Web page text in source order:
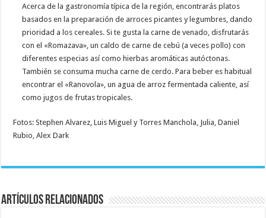
Acerca de la gastronomía típica de la región, encontrarás platos
basados en la preparación de arroces picantes y legumbres, dando
prioridad a los cereales. Si te gusta la carne de venado, disfrutarás
con el «Romazava», un caldo de carne de cebú (a veces pollo) con
diferentes especias así como hierbas aromáticas autóctonas.
También se consuma mucha carne de cerdo. Para beber es habitual
encontrar el «Ranovola», un agua de arroz fermentada caliente, así
como jugos de frutas tropicales.
Fotos: Stephen Alvarez, Luis Miguel y Torres Manchola, Julia, Daniel
Rubio, Alex Dark
Artículos relacionados